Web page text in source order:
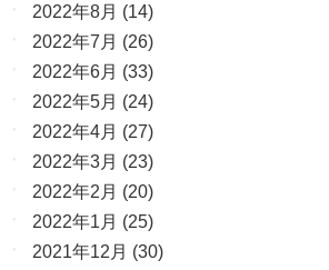
2022年8月 (14)
2022年7月 (26)
2022年6月 (33)
2022年5月 (24)
2022年4月 (27)
2022年3月 (23)
2022年2月 (20)
2022年1月 (25)
2021年12月 (30)